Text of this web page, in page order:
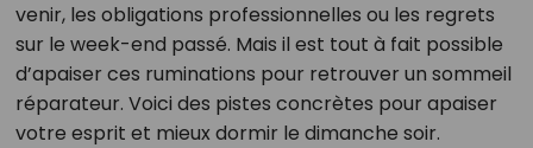
venir, les obligations professionnelles ou les regrets
sur le week-end passé. Mais il est tout à fait possible
d’apaiser ces ruminations pour retrouver un sommeil
réparateur. Voici des pistes concrètes pour apaiser
votre esprit et mieux dormir le dimanche soir.